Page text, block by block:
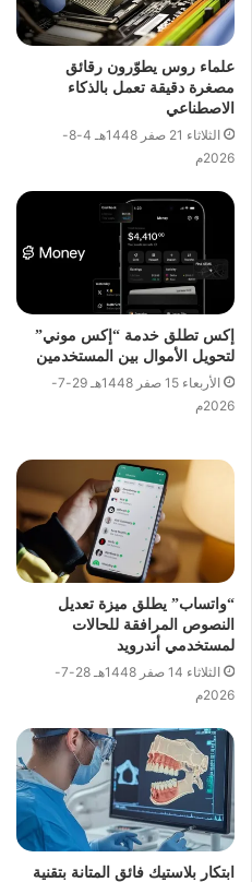
علماء روس يطوّرون رقائق
مصغرة دقيقة تعمل بالذكاء
الاصطناعي
الثلاثاء 21 صفر 1448هـ 4-8-
2026م
إكس تطلق خدمة “إكس موني”
لتحويل الأموال بين المستخدمين
الأربعاء 15 صفر 1448هـ 29-7-
2026م
“واتساب” يطلق ميزة تعديل
النصوص المرافقة للحالات
لمستخدمي أندرويد
الثلاثاء 14 صفر 1448هـ 28-7-
2026م
ابتكار بلاستيك فائق المتانة بتقنية